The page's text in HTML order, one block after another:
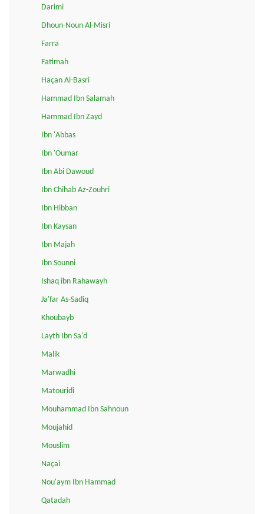
Darimi
Dhoun-Noun Al-Misri
Farra
Fatimah
Haçan Al-Basri
Hammad Ibn Salamah
Hammad Ibn Zayd
Ibn 'Abbas
Ibn 'Oumar
Ibn Abi Dawoud
Ibn Chihab Az-Zouhri
Ibn Hibban
Ibn Kaysan
Ibn Majah
Ibn Sounni
Ishaq ibn Rahawayh
Ja'far As-Sadiq
Khoubayb
Layth Ibn Sa'd
Malik
Marwadhi
Matouridi
Mouhammad Ibn Sahnoun
Moujahid
Mouslim
Naçai
Nou'aym Ibn Hammad
Qatadah